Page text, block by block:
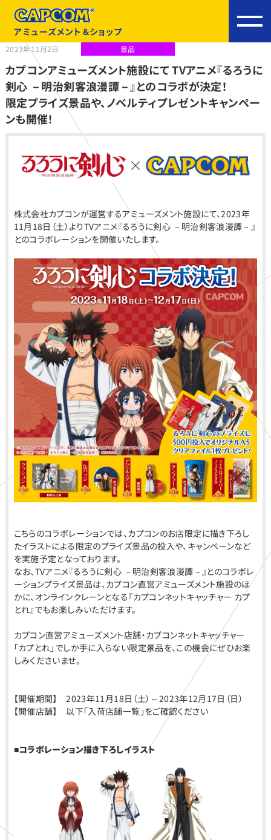
アミューズメント＆ショップ
2023年11月2日 景品
カプコンアミューズメント施設にて TVアニメ『るろうに
剣心 －明治剣客浪漫譚－』とのコラボが決定！
限定プライズ景品や、ノベルティプレゼントキャンペー
ンも開催！
株式会社カプコンが運営するアミューズメント施設にて、2023年
11月18日（土）よりTVアニメ『るろうに剣心 －明治剣客浪漫譚－』
とのコラボレーションを開催いたします。
こちらのコラボレーションでは、カプコンのお店限定に描き下ろし
たイラストによる限定のプライズ景品の投入や、キャンペーンなど
を実施予定となっております。
なお、TVアニメ『るろうに剣心 －明治剣客浪漫譚－』とのコラボレ
ーションプライズ景品は、カプコン直営アミューズメント施設のほ
かに、オンラインクレーンとなる『カプコンネットキャッチャー カプ
とれ』でもお楽しみいただけます。
カプコン直営アミューズメント店舗・カプコンネットキャッチャー
「カプとれ」でしか手に入らない限定景品を、この機会にぜひお楽
しみくださいませ。
【開催期間】 2023年11月18日（土）～2023年12月17日（日）
【開催店舗】 以下「入荷店舗一覧」をご確認ください
■コラボレーション描き下ろしイラスト